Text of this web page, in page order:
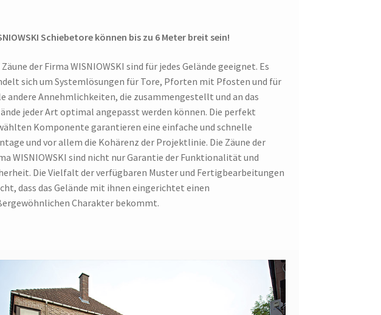
Schiebetore können bis zu 6 Meter breit sein!
Zäune der Firma WISNIOWSKI sind für jedes Gelände geeignet. Es
sich um Systemlösungen für Tore, Pforten mit Pfosten und für
andere Annehmlichkeiten, die zusammengestellt und an das
jeder Art optimal angepasst werden können. Die perfekt
Komponente garantieren eine einfache und schnelle
und vor allem die Kohärenz der Projektlinie. Die Zäune der
WISNIOWSKI sind nicht nur Garantie der Funktionalität und
Die Vielfalt der verfügbaren Muster und Fertigbearbeitungen
dass das Gelände mit ihnen eingerichtet einen
Charakter bekommt.